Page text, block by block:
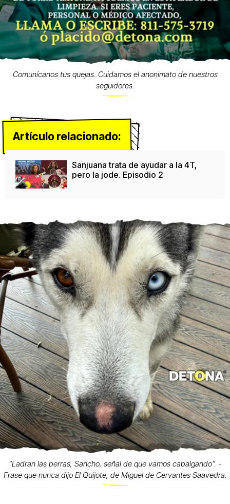
Comunícanos tus quejas. Cuidamos el anonimato de nuestros
seguidores.
Artículo relacionado:
Sanjuana trata de ayudar a la 4T,
pero la jode. Episodio 2
“Ladran las perras, Sancho, señal de que vamos cabalgando”. -
Frase que nunca dijo El Quijote, de Miguel de Cervantes Saavedra.